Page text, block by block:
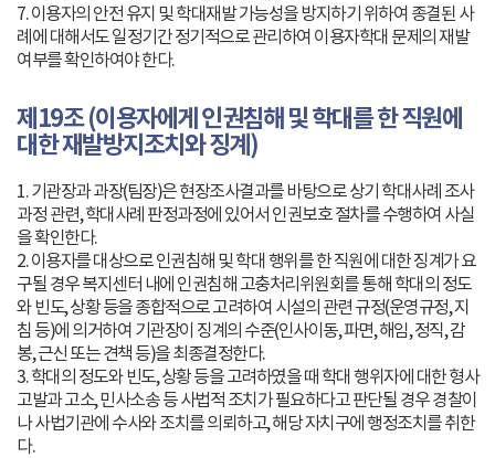
7. 이용자의 안전 유지 및 학대재발 가능성을 방지하기 위하여 종결된 사
례에 대해서도 일정기간 정기적으로 관리하여 이용자학대 문제의 재발
여부를 확인하여야 한다.
제19조 (이용자에게 인권침해 및 학대를 한 직원에
대한 재발방지조치와 징계)
1. 기관장과 과장(팀장)은 현장조사결과를 바탕으로 상기 학대사례 조사
과정 관련, 학대사례 판정과정에 있어서 인권보호 절차를 수행하여 사실
을 확인한다.
2. 이용자를 대상으로 인권침해 및 학대 행위를 한 직원에 대한 징계가 요
구될 경우 복지센터 내에 인권침해 고충처리위원회를 통해 학대의 정도
와 빈도, 상황 등을 종합적으로 고려하여 시설의 관련 규정(운영규정, 지
침 등)에 의거하여 기관장이 징계의 수준(인사이동, 파면, 해임, 정직, 감
봉, 근신 또는 견책 등)을 최종결정한다.
3. 학대의 정도와 빈도, 상황 등을 고려하였을 때 학대 행위자에 대한 형사
고발과 고소, 민사소송 등 사법적 조치가 필요하다고 판단될 경우 경찰이
나 사법기관에 수사와 조치를 의뢰하고, 해당 자치구에 행정조치를 취한
다.